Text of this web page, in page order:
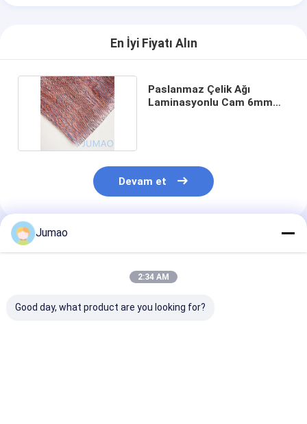
En İyi Fiyatı Alın
Paslanmaz Çelik Ağı
Laminasyonlu Cam 6mm
Devam et
Önerilen Ürünler
Jumao
2:34 AM
Good day, what product are you looking for?